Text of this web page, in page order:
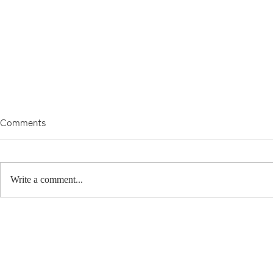
Comments
Write a comment...